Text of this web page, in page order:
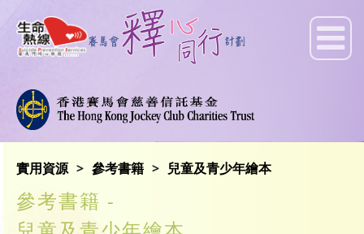
實用資源 參考書籍 兒童及青少年繪本
參考書籍 -